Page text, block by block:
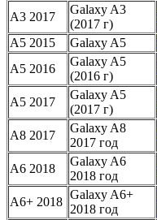
A3 2017
Galaxy A3
(2017 г)
A5 2015
Galaxy A5
A5 2016
Galaxy A5
(2016 г)
A5 2017
Galaxy A5
(2017 г)
A8 2017
Galaxy A8
2017 год
A6 2018
Galaxy A6
2018 год
A6+ 2018
Galaxy A6+
2018 год